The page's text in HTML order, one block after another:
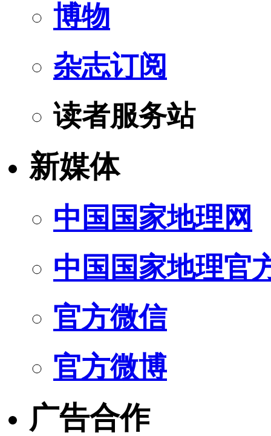
博物
杂志订阅
读者服务站
新媒体
中国国家地理网
中国国家地理官
官方微信
官方微博
广告合作